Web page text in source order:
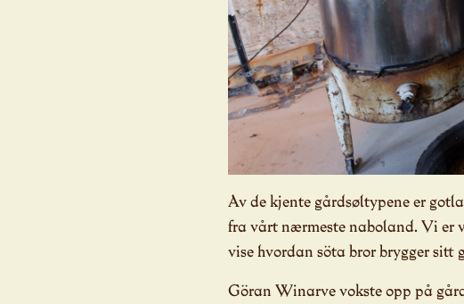
Av de kjente gårdsøltypene er
fra vårt nærmeste naboland. Vi er
vise hvordan söta bror brygger sitt
Göran Winarve vokste opp på